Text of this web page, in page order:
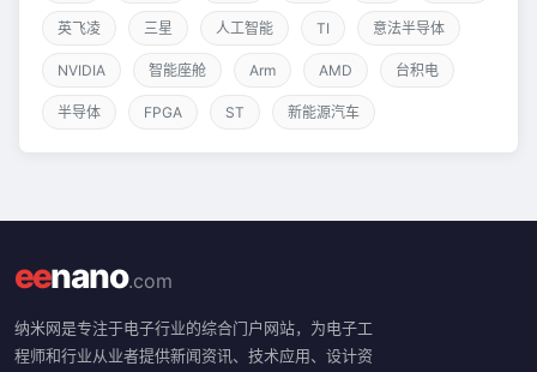
英飞凌 三星 人工智能 TI 意法半导体
NVIDIA 智能座舱 Arm AMD 台积电
半导体 FPGA ST 新能源汽车
eenano.com
纳米网是专注于电子行业的综合门户网站，为电子工
程师和行业从业者提供新闻资讯、技术应用、设计资